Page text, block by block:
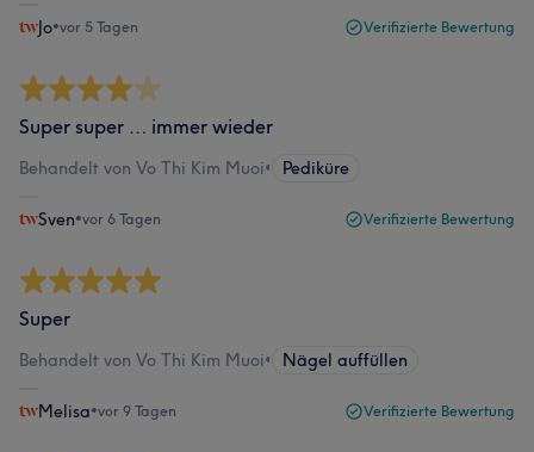
Jo•vor 5 Tagen Verifizierte Bewertung
Super super … immer wieder
Behandelt von Vo Thi Kim Muoi• Pediküre
Sven•vor 6 Tagen Verifizierte Bewertung
Super
Behandelt von Vo Thi Kim Muoi• Nägel auffüllen
Melisa•vor 9 Tagen Verifizierte Bewertung